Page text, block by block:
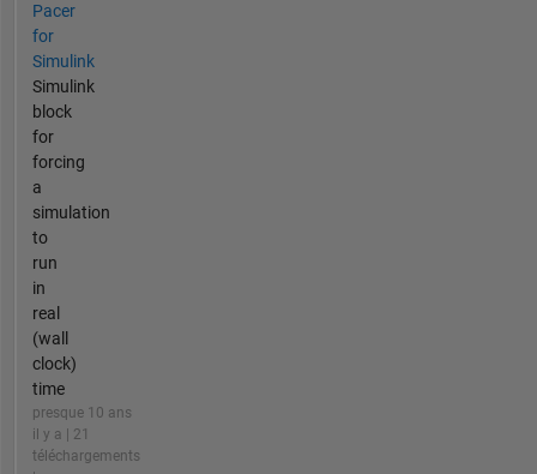
Pacer
for
Simulink
Simulink
block
for
forcing
a
simulation
to
run
in
real
(wall
clock)
time
presque 10 ans
il y a | 21
téléchargements